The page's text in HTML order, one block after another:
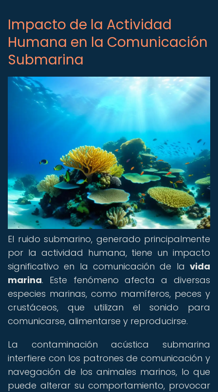
Impacto de la Actividad
Humana en la Comunicación
Submarina
El ruido submarino, generado principalmente
por la actividad humana, tiene un impacto
significativo en la comunicación de la vida
marina. Este fenómeno afecta a diversas
especies marinas, como mamíferos, peces y
crustáceos, que utilizan el sonido para
comunicarse, alimentarse y reproducirse.
La contaminación acústica submarina
interfiere con los patrones de comunicación y
navegación de los animales marinos, lo que
puede alterar su comportamiento, provocar